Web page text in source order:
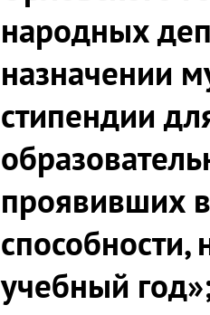
народных
назначении
стипендии
проявивших
учебный